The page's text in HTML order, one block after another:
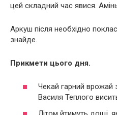
цей складний час явися.
Аркуш після необхідно
знайде.
Прикмети цього дня.
Чекай гарний врожай
Василя Теплого